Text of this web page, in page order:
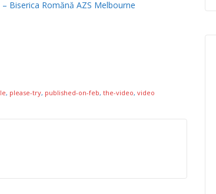
Biserica Romănă AZS Melbourne
, please-try, published-on-feb, the-video, video